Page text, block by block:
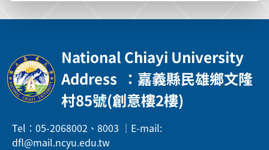
National Chiayi University
Address ：嘉義縣民雄鄉文隆
村85號(創意樓2樓)
Tel：05-2068002、8003 ｜E-mail:
dfl@mail.ncyu.edu.tw